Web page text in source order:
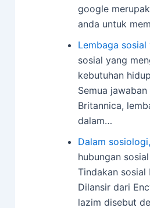
google
anda untuk
Lembaga
sosial yang
kebutuhan
Semua
Britannica,
dalam…
Dalam
hubungan
Tindakan sosial
Dilansir dari
lazim disebut